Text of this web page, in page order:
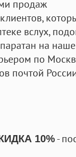
продаж
вслух,
на
по
почтой
10%-